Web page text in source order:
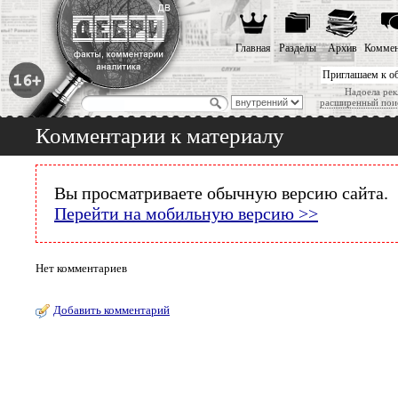
Приглашаем к
Надоела
расширенный
Главная Разделы Архив
Комментарии к материалу
Вы просматриваете обычную версию сайта.
Перейти на мобильную версию >>
Нет комментариев
Добавить комментарий